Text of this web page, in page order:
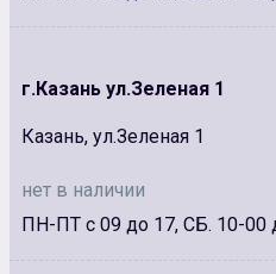
г.Казань ул.Зеленая 1
Казань, ул.Зеленая 1
нет в наличии
ПН-ПТ с 09 до 17, СБ. 10-00